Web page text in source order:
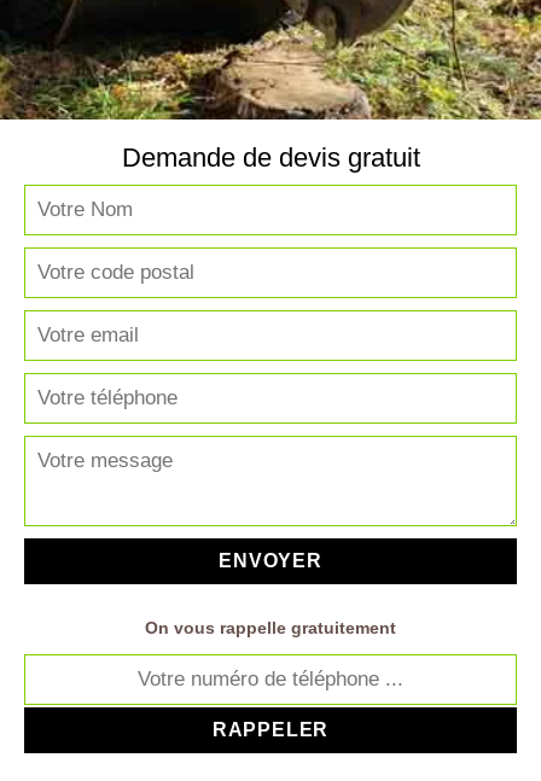
Demande de devis gratuit
On vous rappelle gratuitement